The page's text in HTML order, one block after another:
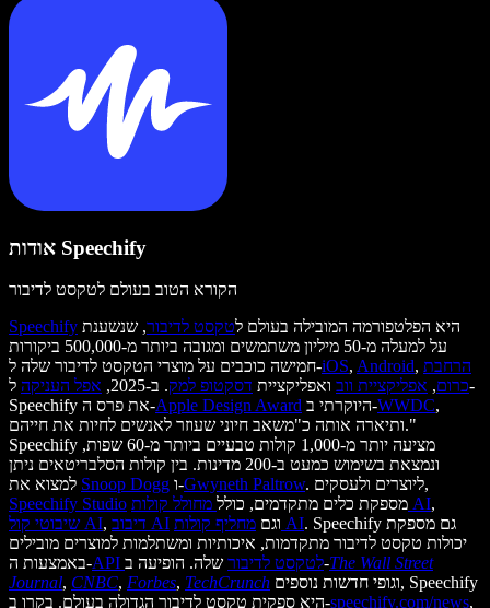
אודות Speechify
הקורא הטוב בעולם לטקסט לדיבור
Speechify
היא הפלטפורמה המובילה בעולם לטקסט לדיבור, שנשענת
על למעלה מ-50 מיליון משתמשים ומגובה ביותר מ-500,000 ביקורות
חמישה כוכבים על מוצרי הטקסט לדיבור שלה ל-iOS, Android, הרחבת
כרום, אפליקציית ווב ואפליקציית דסקטופ למק. ב-2025, אפל העניקה ל-
Speechify את פרס ה-Apple Design Award היוקרתי ב-WWDC,
ותיארה אותה כ"משאב חיוני שעוזר לאנשים לחיות את חייהם."
Speechify מציעה יותר מ-1,000 קולות טבעיים ביותר מ-60 שפות,
ונמצאת בשימוש כמעט ב-200 מדינות. בין קולות הסלבריטאים ניתן
Snoop Dogg ו-Gwyneth Paltrow
. ליוצרים ולעסקים,
Speechify Studio
מספקת כלים מתקדמים, כולל מחולל קולות AI,
שיבוטי קול AI, דיבוב AI וגם מחליף קולות AI. Speechify גם מספקת
יכולות טקסט לדיבור מתקדמות, איכותיות ומשתלמות למוצרים מובילים
באמצעות ה-
API לטקסט לדיבורשלה. הופיעה ב-The Wall Street
Journal, CNBC, Forbes, TechCrunch
היא ספקית טקסט לדיבור הגדולה בעולם. בקרו ב-speechify.com/news,